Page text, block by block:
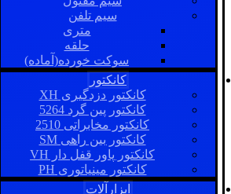
سیم تلفن
متری
حلقه
سوکت خورده(آماده)
کانکتور
کانکتور دزدگیری XH
کانکتور پین گرد 5264
کانکتور مخابراتی 2510
کانکتور بین راهی SM
کانکتور پاور قفل دار VH
کانکتور مینیاتوری PH
ابزارآلات